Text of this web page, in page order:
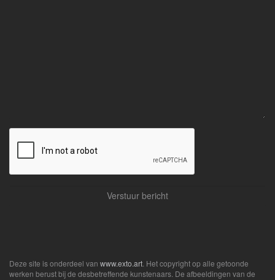
Deze site is onderdeel van www.exto.art . Het copyright op alle getoonde
werken berust bij de desbetreffende kunstenaars. De afbeeldingen van de